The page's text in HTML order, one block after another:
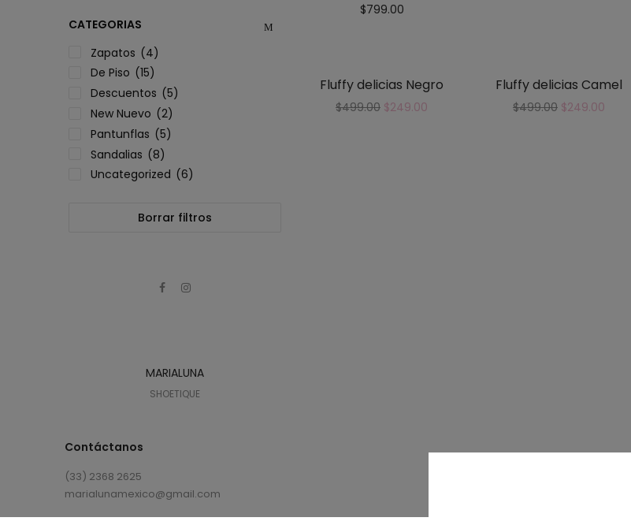
5.00out
$799.00
Fluffy delicias Negro
$499.00 $249.00
Fluffy delicias Camel
$499.00 $249.00
CATEGORIAS
Zapatos (4)
De Piso (15)
Descuentos (5)
New Nuevo (2)
Pantunflas (5)
Sandalias (8)
Uncategorized (6)
Borrar filtros
MARIALUNA
SHOETIQUE
Contáctanos
(33) 2368 2625
marialunamexico@gmail.com